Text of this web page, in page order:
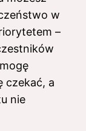
w
–
czekać, a
nie